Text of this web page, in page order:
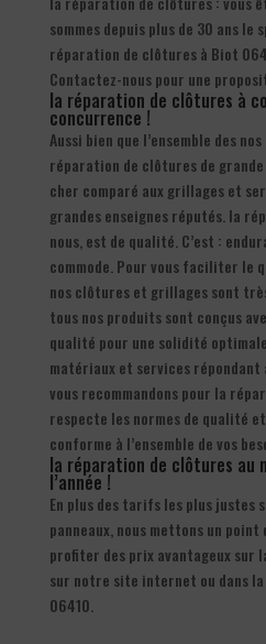
sommes depuis plus de 30 ans le
réparation de clôtures à Biot
Contactez-nous pour une
la réparation de clôtures à
concurrence !
Aussi bien que l’ensemble des
réparation de clôtures de
cher comparé aux grillages et
grandes enseignes réputés. la
nous, est de qualité. C’est :
commode. Pour vous faciliter le
nos clôtures et grillages sont
tous nos produits sont conçus
qualité pour une solidité
matériaux et services répondant
vous recommandons pour la
respecte les normes de qualité
conforme à l’ensemble de vos
la réparation de clôtures au
l’année !
En plus des tarifs les plus justes
panneaux, nous mettons un point
profiter des prix avantageux sur
sur notre site internet ou dans
06410.